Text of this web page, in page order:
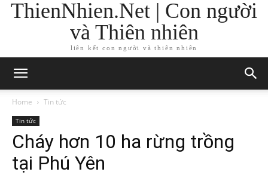
ThienNhien.Net | Con người
và Thiên nhiên
liên kết con người và thiên nhiên
Home Tin tức
Tin tức
Cháy hơn 10 ha rừng trồng
tại Phú Yên